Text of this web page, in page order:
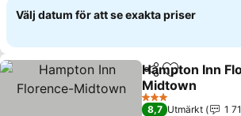
Välj datum för att se exakta priser
Dela Lägg till i
Hampton Inn
Midtown
Se priser
3 Stjärnor
8,7 Utmärkt
1